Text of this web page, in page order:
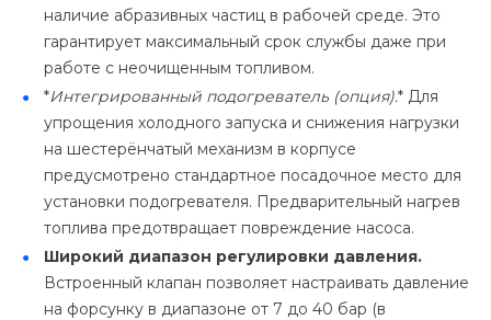
наличие абразивных частиц в рабочей среде. Это
гарантирует максимальный срок службы даже при
работе с неочищенным топливом.
*Интегрированный подогреватель (опция).* Для
упрощения холодного запуска и снижения нагрузки
на шестерёнчатый механизм в корпусе
предусмотрено стандартное посадочное место для
установки подогревателя. Предварительный нагрев
топлива предотвращает повреждение насоса.
Широкий диапазон регулировки давления.
Встроенный клапан позволяет настраивать давление
на форсунку в диапазоне от 7 до 40 бар (в